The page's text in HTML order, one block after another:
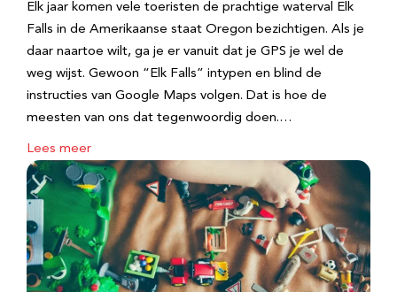
Elk jaar komen vele toeristen de prachtige waterval Elk
Falls in de Amerikaanse staat Oregon bezichtigen. Als je
daar naartoe wilt, ga je er vanuit dat je GPS je wel de
weg wijst. Gewoon “Elk Falls” intypen en blind de
instructies van Google Maps volgen. Dat is hoe de
meesten van ons dat tegenwoordig doen.…
Lees meer